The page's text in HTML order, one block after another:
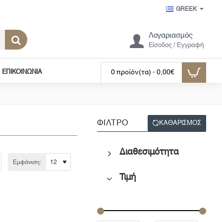
GREEK
Λογαριασμός
Είσοδος / Εγγραφή
ΕΠΙΚΟΙΝΩΝΊΑ 0 προϊόν(τα) - 0,00€
Εμφάνιση:
ΦΊΛΤΡΟ ΚΑΘΑΡΊΣΜΟΣ
Διαθεσιμότητα
Τιμή